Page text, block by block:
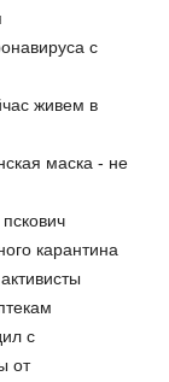
с
живем в
маска - не
карантина
с
от